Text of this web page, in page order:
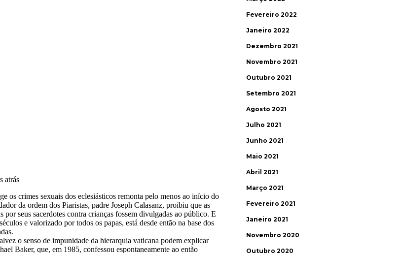
Fevereiro 2022
Janeiro 2022
Dezembro 2021
Novembro 2021
Outubro 2021
Setembro 2021
Agosto 2021
Julho 2021
Junho 2021
Maio 2021
Abril 2021
Março 2021
Fevereiro 2021
Janeiro 2021
Novembro 2020
Outubro 2020